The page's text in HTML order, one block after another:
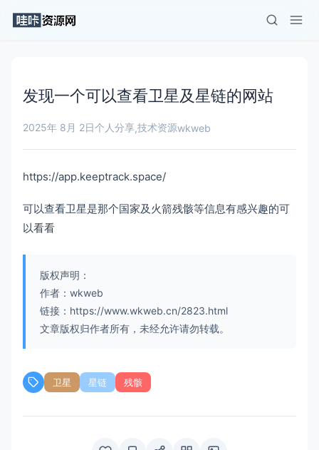
发现一个可以查看卫星及星链的网站
2025年 8月 2日个人分享,技术资源wkweb
https://app.keeptrack.space/
可以查看卫星是那个国家及火箭残骸等信息有感兴趣的可
以看看
版权声明：
作者：wkweb
链接：https://www.wkweb.cn/2823.html
文章版权归作者所有，未经允许请勿转载。
卫星 星链 残骸